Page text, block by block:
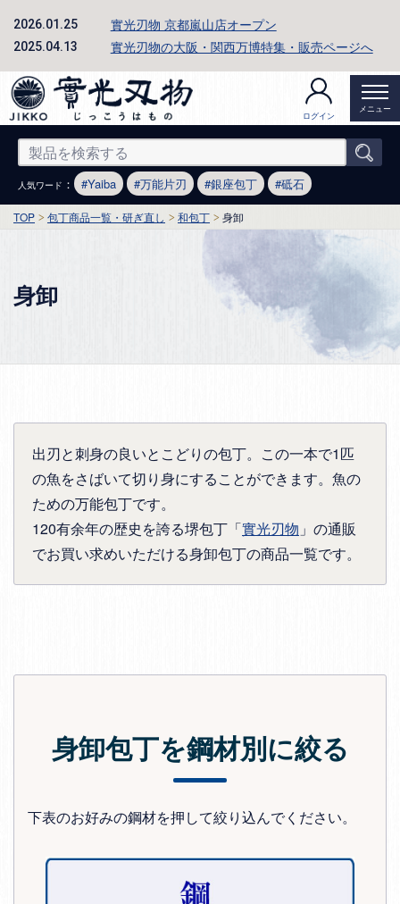
2026.01.25 實光刃物 京都嵐山店オープン
2025.04.13 實光刃物の大阪・関西万博特集・販売ページへ
ログイン
メニュー
人気ワード ： Yaiba 万能片刃 銀座包丁 砥石
TOP 包丁商品一覧・研ぎ直し 和包丁 身卸
身卸
出刃と刺身の良いとこどりの包丁。この一本で1匹
の魚をさばいて切り身にすることができます。魚の
ための万能包丁です。
120有余年の歴史を誇る堺包丁「實光刃物 」の通販
でお買い求めいただける身卸包丁の商品一覧です。
身卸包丁を鋼材別に絞る
下表のお好みの鋼材を押して絞り込んでください。